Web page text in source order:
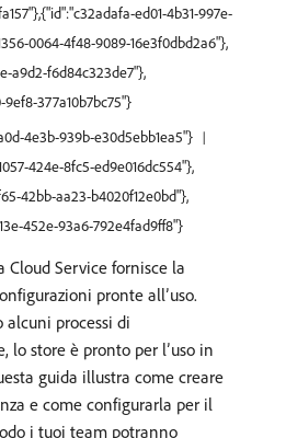
ed01-4b31-997e-
0064-4f48-9089-16e3f0dbd2a6"},
a9d2-f6d84c323de7"},
377a10b7bc75"}
4e3b-939b-e30d5ebb1ea5"}
424e-8fc5-ed9e016dc554"},
42bb-aa23-b4020f12e0bd"},
452e-93a6-792e4fad9ff8"}
Cloud Service fornisce la
pronte all’uso.
alcuni processi di
lo store è pronto per l’uso in
guida illustra come creare
e come configurarla per il
i tuoi team potranno